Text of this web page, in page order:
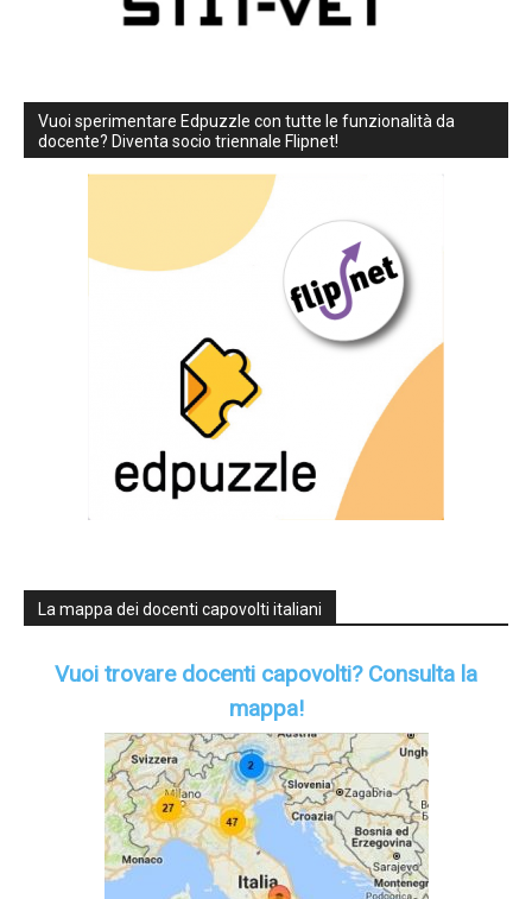
Vuoi sperimentare Edpuzzle con tutte le funzionalità da
docente? Diventa socio triennale Flipnet!
La mappa dei docenti capovolti italiani
Vuoi trovare docenti capovolti? Consulta la
mappa!